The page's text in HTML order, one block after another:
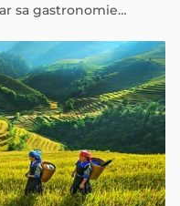
sa gastronomie
qui conviennent à